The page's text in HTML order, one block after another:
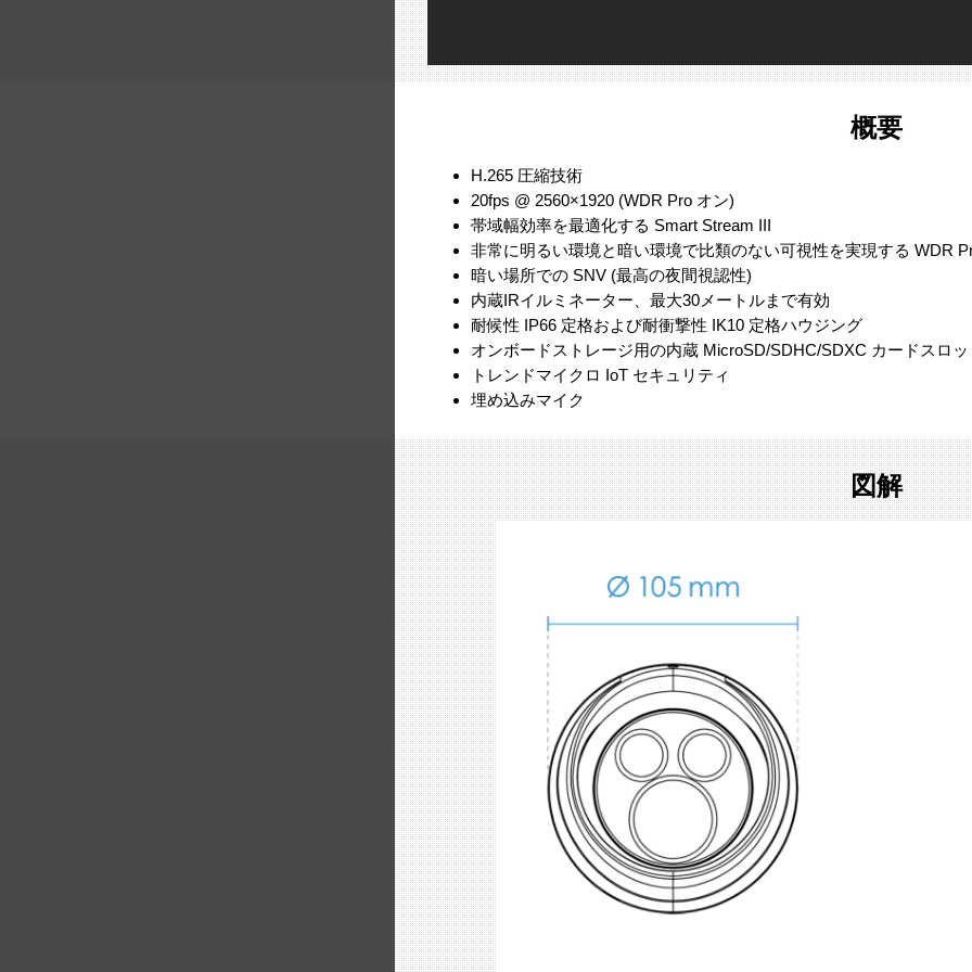
概要
H.265 圧縮技術
20fps @ 2560×1920 (WDR Pro オン)
帯域幅効率を最適化する Smart Stream III
非常に明るい環境と暗い環境で比類のない可視性を実現する WDR
暗い場所での SNV (最高の夜間視認性)
内蔵IRイルミネーター、最大30メートルまで有効
耐候性 IP66 定格および耐衝撃性 IK10 定格ハウジング
オンボードストレージ用の内蔵 MicroSD/SDHC/SDXC カードスロッ
トレンドマイクロ IoT セキュリティ
埋め込みマイク
図解